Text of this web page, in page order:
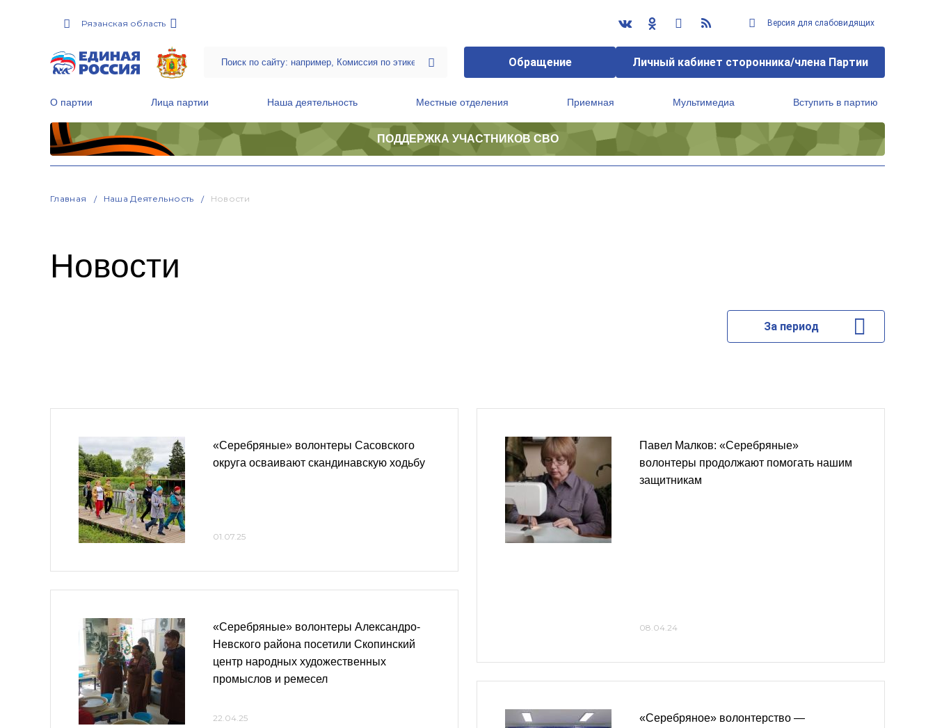
Рязанская область Версия для слабовидящих
Обращение Личный кабинет сторонника/члена Партии
О партии Лица партии Наша деятельность Местные отделения Приемная Мультимедиа Вступить в партию
ПОДДЕРЖКА УЧАСТНИКОВ СВО
Главная Наша Деятельность Новости
Новости
За период
«Серебряные» волонтеры Сасовского
округа осваивают скандинавскую ходьбу
01.07.25
«Серебряные» волонтеры Александро-
Невского района посетили Скопинский
центр народных художественных
промыслов и ремесел
22.04.25
Павел Малков: «Серебряные»
волонтеры продолжают помогать нашим
защитникам
08.04.24
«Серебряное» волонтерство —